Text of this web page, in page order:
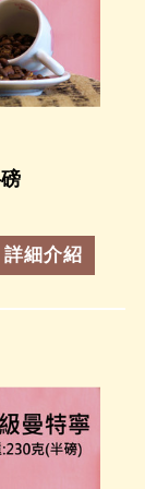
詳細介紹